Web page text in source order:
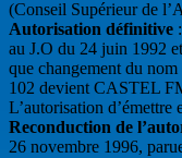
(Conseil Supérieur de
Autorisation définitive
au J.O du 24 juin 1992
que changement du
102 devient CASTEL
L’autorisation d’émettre
Reconduction de
26 novembre 1996,